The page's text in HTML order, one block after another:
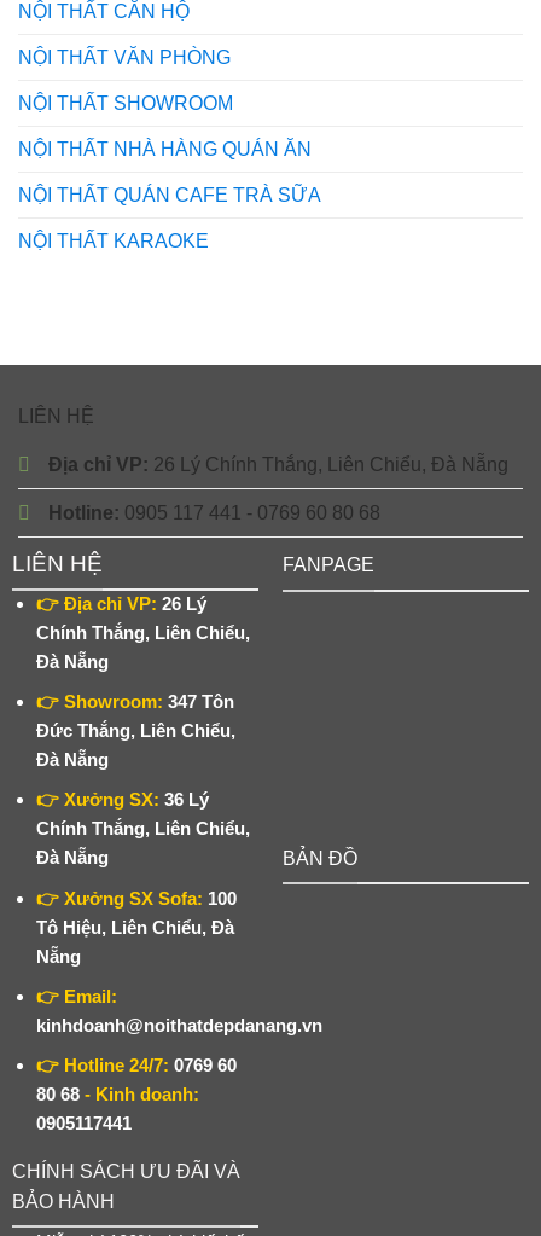
NỘI THẤT CĂN HỘ
NỘI THẤT VĂN PHÒNG
NỘI THẤT SHOWROOM
NỘI THẤT NHÀ HÀNG QUÁN ĂN
NỘI THẤT QUÁN CAFE TRÀ SỮA
NỘI THẤT KARAOKE
LIÊN HỆ
Địa chỉ VP: 26 Lý Chính Thắng, Liên Chiểu, Đà Nẵng
Hotline: 0905 117 441 - 0769 60 80 68
LIÊN HỆ
👉 Địa chỉ VP: 26 Lý
Chính Thắng, Liên Chiểu,
Đà Nẵng
👉 Showroom: 347 Tôn
Đức Thắng, Liên Chiểu,
Đà Nẵng
👉 Xưởng SX: 36 Lý
Chính Thắng, Liên Chiểu,
Đà Nẵng
👉 Xưởng SX Sofa: 100
Tô Hiệu, Liên Chiểu, Đà
Nẵng
👉 Email:
kinhdoanh@noithatdepdanang.vn
👉 Hotline 24/7: 0769 60
80 68 - Kinh doanh:
0905117441
CHÍNH SÁCH ƯU ĐÃI VÀ
BẢO HÀNH
FANPAGE
BẢN ĐỒ